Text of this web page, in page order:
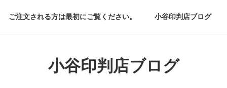
ご注文される方は最初にご覧ください。 小谷印判店ブログ
小谷印判店ブログ